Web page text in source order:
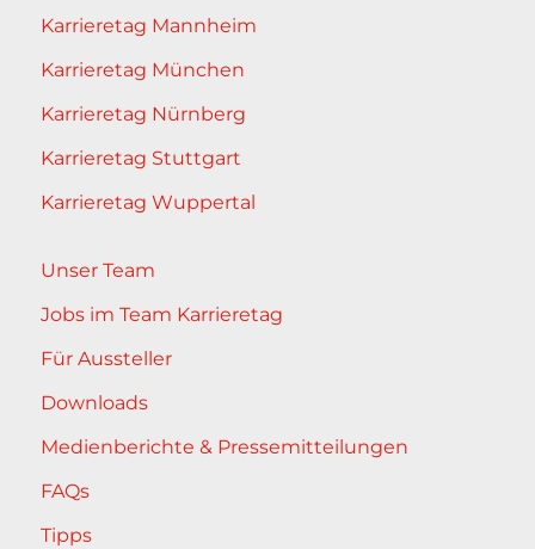
Karrieretag Mannheim
Karrieretag München
Karrieretag Nürnberg
Karrieretag Stuttgart
Karrieretag Wuppertal
Unser Team
Jobs im Team Karrieretag
Für Aussteller
Downloads
Medienberichte & Pressemitteilungen
FAQs
Tipps